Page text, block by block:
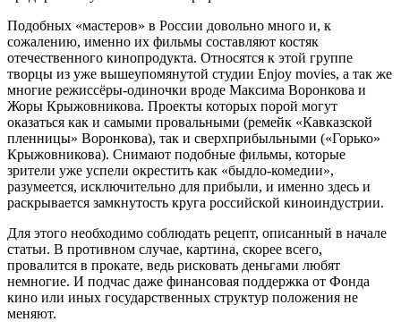
Подобных «мастеров» в России довольно много и, к
сожалению, именно их фильмы составляют костяк
отечественного кинопродукта. Относятся к этой группе
творцы из уже вышеупомянутой студии Enjoy movies, а так же
многие режиссёры-одиночки вроде Максима Воронкова и
Жоры Крыжовникова. Проекты которых порой могут
оказаться как и самыми провальными (ремейк «Кавказской
пленницы» Воронкова), так и сверхприбыльными («Горько»
Крыжовникова). Снимают подобные фильмы, которые
зрители уже успели окрестить как «быдло-комедии»,
разумеется, исключительно для прибыли, и именно здесь и
раскрывается замкнутость круга российской киноиндустрии.
Для этого необходимо соблюдать рецепт, описанный в начале
статьи. В противном случае, картина, скорее всего,
провалится в прокате, ведь рисковать деньгами любят
немногие. И подчас даже финансовая поддержка от Фонда
кино или иных государственных структур положения не
меняют.